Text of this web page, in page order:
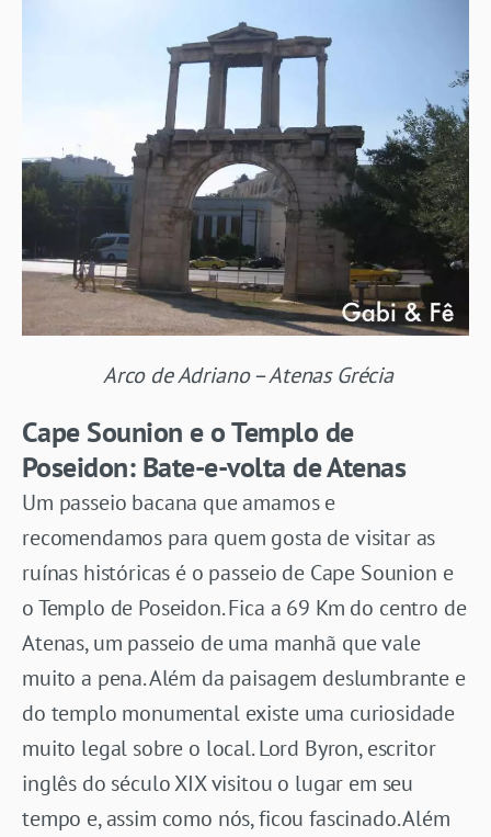
Arco de Adriano – Atenas Grécia
Cape Sounion e o Templo de
Poseidon: Bate-e-volta de Atenas
Um passeio bacana que amamos e
recomendamos para quem gosta de visitar as
ruínas históricas é o passeio de Cape Sounion e
o Templo de Poseidon. Fica a 69 Km do centro de
Atenas, um passeio de uma manhã que vale
muito a pena. Além da paisagem deslumbrante e
do templo monumental existe uma curiosidade
muito legal sobre o local. Lord Byron, escritor
inglês do século XIX visitou o lugar em seu
tempo e, assim como nós, ficou fascinado. Além